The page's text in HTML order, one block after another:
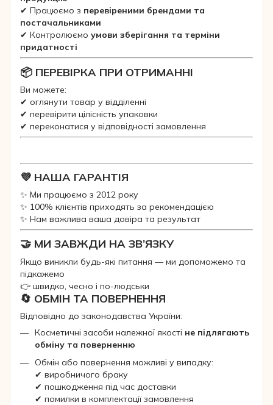
✔ Працюємо з перевіреними брендами та
постачальниками
✔ Контролюємо умови зберігання та терміни
придатності
📦 ПЕРЕВІРКА ПРИ ОТРИМАННІ
Ви можете:
✔ оглянути товар у відділенні
✔ перевірити цілісність упаковки
✔ переконатися у відповідності замовлення
💜 НАША ГАРАНТІЯ
✨ Ми працюємо з 2012 року
✨ 100% клієнтів приходять за рекомендацією
✨ Нам важлива ваша довіра та результат
🤝 МИ ЗАВЖДИ НА ЗВ’ЯЗКУ
Якщо виникли будь-які питання — ми допоможемо та
підкажемо
👉 швидко, чесно і по-людськи
🔄 ОБМІН ТА ПОВЕРНЕННЯ
Відповідно до законодавства України:
Косметичні засоби належної якості не підлягають
обміну та поверненню
Обмін або повернення можливі у випадку:
✔ виробничого браку
✔ пошкодження під час доставки
✔ помилки в комплектації замовлення